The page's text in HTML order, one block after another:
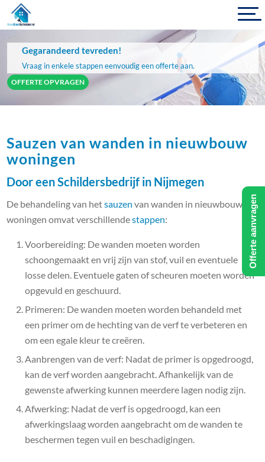
Gegarandeerd tevreden!
Vraag in enkele stappen eenvoudig een offerte aan.
OFFERTE OPVRAGEN
Sauzen van wanden in nieuwbouw
woningen
Door een Schildersbedrijf in Nijmegen
De behandeling van hetsauzen van wanden in nieuwbouw
woningen omvat verschillendestappen:
Voorbereiding: De wanden moeten worden
schoongemaakt en vrij zijn van stof, vuil en eventuele
losse delen. Eventuele gaten of scheuren moeten worden
opgevuld en geschuurd.
Primeren: De wanden moeten worden behandeld met
een primer om de hechting van de verf te verbeteren en
om een ​​egale kleur te creëren.
Aanbrengen van de verf: Nadat de primer is opgedroogd,
kan de verf worden aangebracht. Afhankelijk van de
gewenste afwerking kunnen meerdere lagen nodig zijn.
Afwerking: Nadat de verf is opgedroogd, kan een
afwerkingslaag worden aangebracht om de wanden te
beschermen tegen vuil en beschadigingen.
Offerte aanvragen